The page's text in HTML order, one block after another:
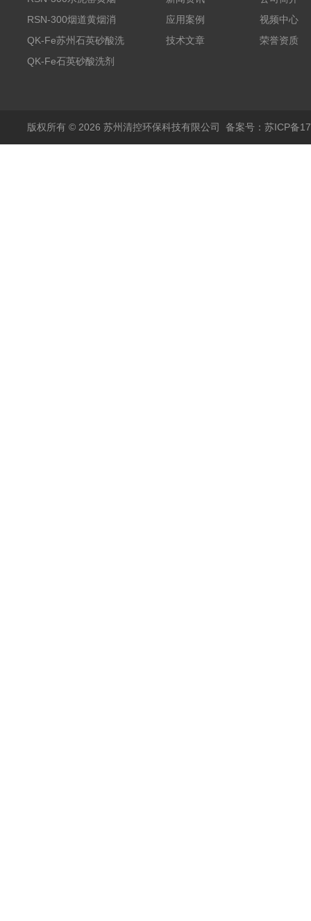
消除剂
RSN-300烟道黄烟消
除剂销售
QK-Fe苏州石英砂酸洗
剂
QK-Fe石英砂酸洗剂
应用案例
技术文章
视频中心
荣誉资质
版权所有 © 2026 苏州清控环保科技有限公司 备案号：苏ICP备